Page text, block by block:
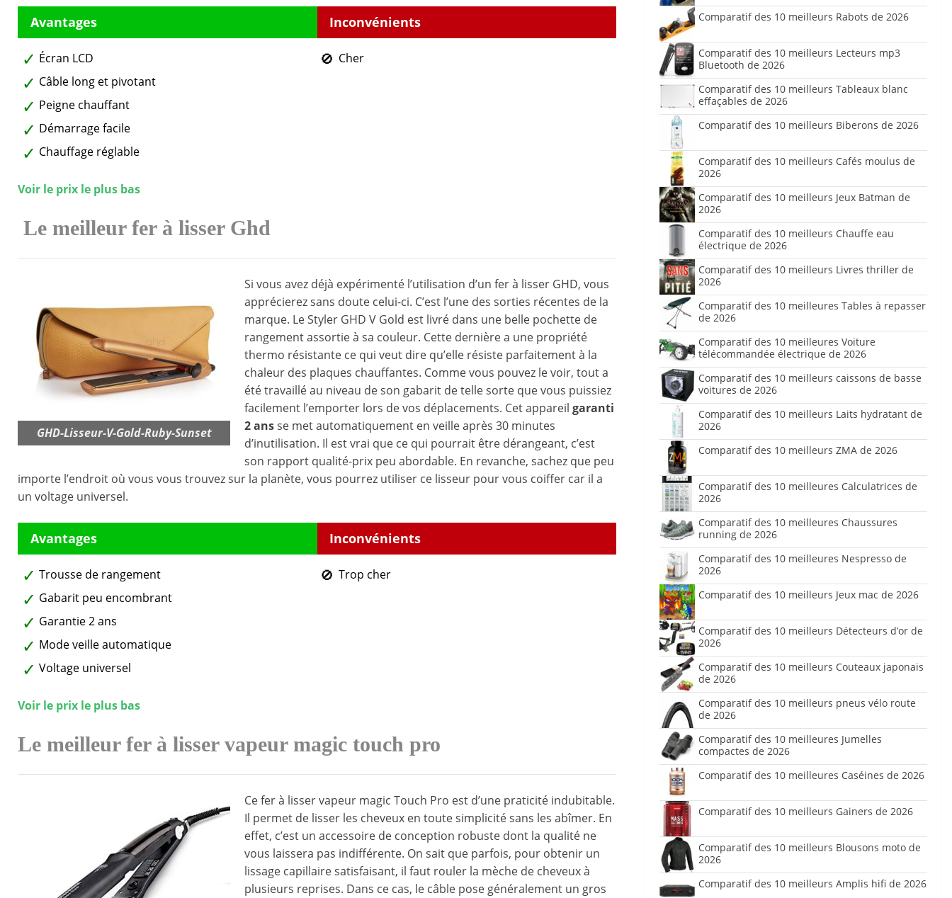
Écran LCD
Câble long et pivotant
Peigne chauffant
Démarrage facile
Chauffage réglable
Cher
Voir le prix le plus bas
Le meilleur fer à lisser Ghd
GHD-Lisseur-V-Gold-Ruby-Sunset
Si vous avez déjà expérimenté l’utilisation d’un fer à lisser GHD, vous
apprécierez sans doute celui-ci. C’est l’une des sorties récentes de la
marque. Le Styler GHD V Gold est livré dans une belle pochette de
rangement assortie à sa couleur. Cette dernière a une propriété
thermo résistante ce qui veut dire qu’elle résiste parfaitement à la
chaleur des plaques chauffantes. Comme vous pouvez le voir, tout a
été travaillé au niveau de son gabarit de telle sorte que vous puissiez
facilement l’emporter lors de vos déplacements. Cet appareil garanti
2 ansse met automatiquement en veille après 30 minutes
d’inutilisation. Il est vrai que ce qui pourrait être dérangeant, c’est
son rapport qualité-prix peu abordable. En revanche, sachez que peu
importe l’endroit où vous vous trouvez sur la planète, vous pourrez utiliser ce lisseur pour vous coiffer car il a
un voltage universel.
Trousse de rangement
Gabarit peu encombrant
Garantie 2 ans
Mode veille automatique
Voltage universel
Trop cher
Voir le prix le plus bas
Le meilleur fer à lisser vapeur magic touch pro
Ce fer à lisser vapeur magic Touch Pro est d’une praticité indubitable.
Il permet de lisser les cheveux en toute simplicité sans les abîmer. En
effet, c’est un accessoire de conception robuste dont la qualité ne
vous laissera pas indifférente. On sait que parfois, pour obtenir un
lissage capillaire satisfaisant, il faut rouler la mèche de cheveux à
plusieurs reprises. Dans ce cas, le câble pose généralement un gros
Comparatif des 10 meilleurs Rabots de 2026
Comparatif des 10 meilleurs Lecteurs mp3
Bluetooth de 2026
Comparatif des 10 meilleurs Tableaux blanc
effaçables de 2026
Comparatif des 10 meilleurs Biberons de 2026
Comparatif des 10 meilleurs Cafés moulus de
2026
Comparatif des 10 meilleurs Jeux Batman de
2026
Comparatif des 10 meilleurs Chauffe eau
électrique de 2026
Comparatif des 10 meilleurs Livres thriller de
2026
Comparatif des 10 meilleures Tables à repasser
de 2026
Comparatif des 10 meilleures Voiture
télécommandée électrique de 2026
Comparatif des 10 meilleurs caissons de basse
voitures de 2026
Comparatif des 10 meilleurs Laits hydratant de
2026
Comparatif des 10 meilleurs ZMA de 2026
Comparatif des 10 meilleures Calculatrices de
2026
Comparatif des 10 meilleures Chaussures
running de 2026
Comparatif des 10 meilleures Nespresso de
2026
Comparatif des 10 meilleurs Jeux mac de 2026
Comparatif des 10 meilleurs Détecteurs d’or de
2026
Comparatif des 10 meilleurs Couteaux japonais
de 2026
Comparatif des 10 meilleurs pneus vélo route
de 2026
Comparatif des 10 meilleures Jumelles
compactes de 2026
Comparatif des 10 meilleures Caséines de 2026
Comparatif des 10 meilleurs Gainers de 2026
Comparatif des 10 meilleurs Blousons moto de
2026
Comparatif des 10 meilleurs Amplis hifi de 2026